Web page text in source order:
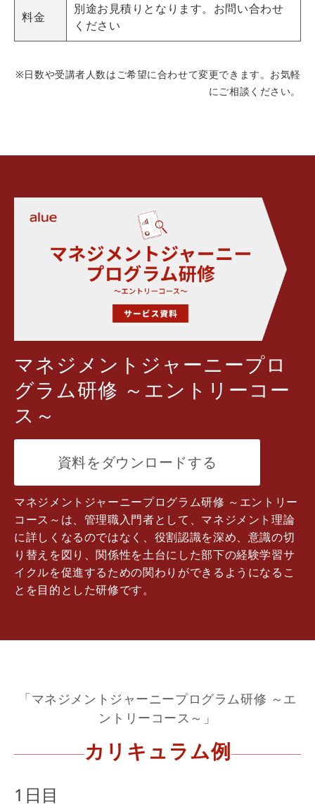
料金
別途お見積りとなります。お問い合わせ
ください
※日数や受講者人数はご希望に合わせて変更できます。お気軽
にご相談ください。
マネジメントジャーニープロ
グラム研修 ～エントリーコー
ス～
資料をダウンロードする
マネジメントジャーニープログラム研修 ～エントリー
コース～は、管理職入門者として、マネジメント理論
に詳しくなるのではなく、役割認識を深め、意識の切
り替えを図り、関係性を土台にした部下の経験学習サ
イクルを促進するための関わりができるようになるこ
とを目的とした研修です。
「マネジメントジャーニープログラム研修 ～エ
ントリーコース～」
カリキュラム例
1日目